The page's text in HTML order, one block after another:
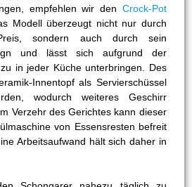
empfehlen wir den Crock-Pot
Modell überzeugt nicht nur durch
sondern auch durch sein
und lässt sich aufgrund der
in jeder Küche unterbringen. Des
Innentopf als Servierschüssel
wodurch weiteres Geschirr
Verzehr des Gerichtes kann dieser
von Essensresten befreit
Arbeitsaufwand hält sich daher in